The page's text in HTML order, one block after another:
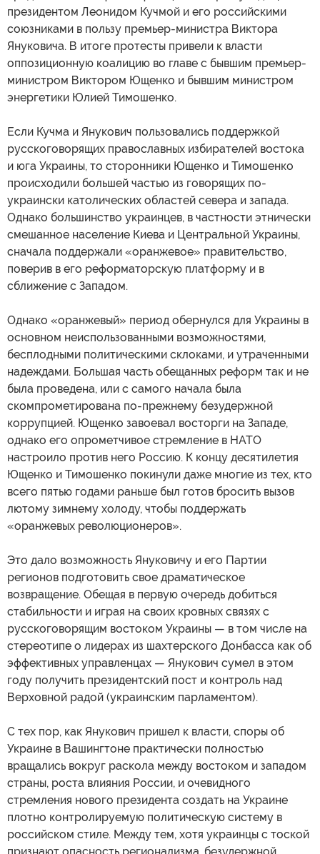
президентом Леонидом Кучмой и его российскими
союзниками в пользу премьер-министра Виктора
Януковича. В итоге протесты привели к власти
оппозиционную коалицию во главе с бывшим премьер-
министром Виктором Ющенко и бывшим министром
энергетики Юлией Тимошенко.
Если Кучма и Янукович пользовались поддержкой
русскоговорящих православных избирателей востока
и юга Украины, то сторонники Ющенко и Тимошенко
происходили большей частью из говорящих по-
украински католических областей севера и запада.
Однако большинство украинцев, в частности этнически
смешанное население Киева и Центральной Украины,
сначала поддержали «оранжевое» правительство,
поверив в его реформаторскую платформу и в
сближение с Западом.
Однако «оранжевый» период обернулся для Украины в
основном неиспользованными возможностями,
бесплодными политическими склоками, и утраченными
надеждами. Большая часть обещанных реформ так и не
была проведена, или с самого начала была
скомпрометирована по-прежнему безудержной
коррупцией. Ющенко завоевал восторги на Западе,
однако его опрометчивое стремление в НАТО
настроило против него Россию. К концу десятилетия
Ющенко и Тимошенко покинули даже многие из тех, кто
всего пятью годами раньше был готов бросить вызов
лютому зимнему холоду, чтобы поддержать
«оранжевых революционеров».
Это дало возможность Януковичу и его Партии
регионов подготовить свое драматическое
возвращение. Обещая в первую очередь добиться
стабильности и играя на своих кровных связях с
русскоговорящим востоком Украины — в том числе на
стереотипе о лидерах из шахтерского Донбасса как об
эффективных управленцах — Янукович сумел в этом
году получить президентский пост и контроль над
Верховной радой (украинским парламентом).
С тех пор, как Янукович пришел к власти, споры об
Украине в Вашингтоне практически полностью
вращались вокруг раскола между востоком и западом
страны, роста влияния России, и очевидного
стремления нового президента создать на Украине
плотно контролируемую политическую систему в
российском стиле. Между тем, хотя украинцы с тоской